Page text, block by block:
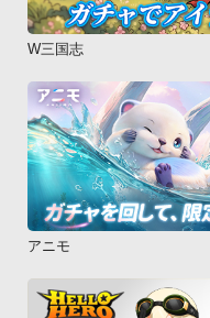
W三国志
アニモ